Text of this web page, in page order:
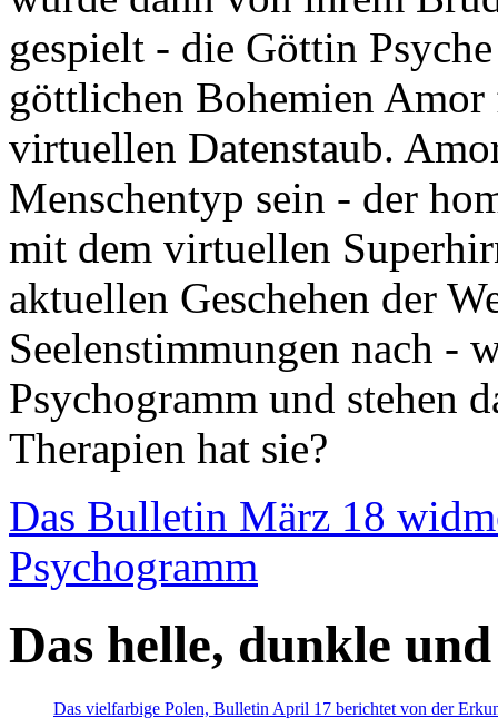
gespielt - die Göttin
göttlichen Bohemien
virtuellen Datenstaub.
Menschentyp sein - der
mit dem virtuellen
aktuellen Geschehen der
Seelenstimmungen nach -
Psychogramm und stehen
Therapien hat sie?
Das Bulletin März 18
Psychogramm
Das helle, dunkle
Das vielfarbige Polen, Bulletin April 17 berichtet von der